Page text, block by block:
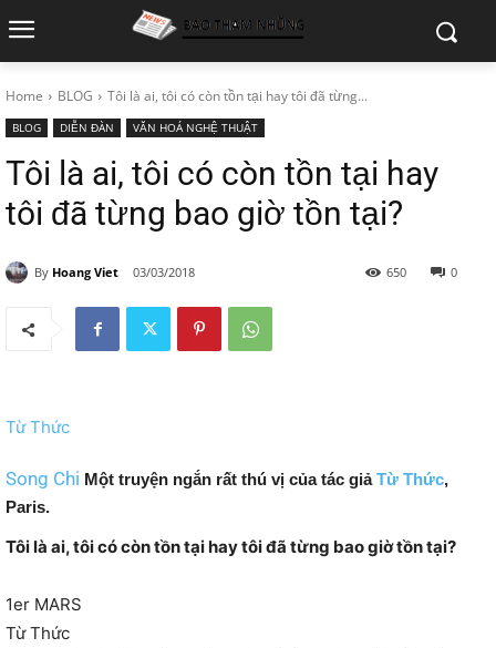
Home BLOG Tôi là ai, tôi có còn tồn tại hay tôi đã từng...
BLOG DIỄN ĐÀN VĂN HOÁ NGHỆ THUẬT
Tôi là ai, tôi có còn tồn tại hay
tôi đã từng bao giờ tồn tại?
By Hoang Viet 03/03/2018 0
650
Từ Thức
Song Chi Một truyện ngắn rất thú vị của tác giảTừ Thức,
Paris.
Tôi là ai, tôi có còn tồn tại hay tôi đã từng bao giờ tồn tại?
1er MARS
Từ Thức